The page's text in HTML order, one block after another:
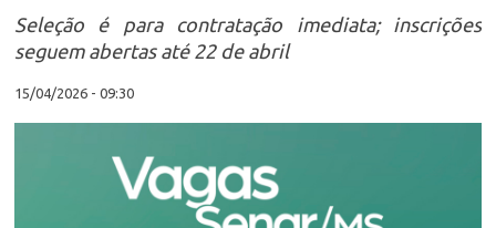
Seleção é para contratação imediata; inscrições
seguem abertas até 22 de abril
15/04/2026 - 09:30